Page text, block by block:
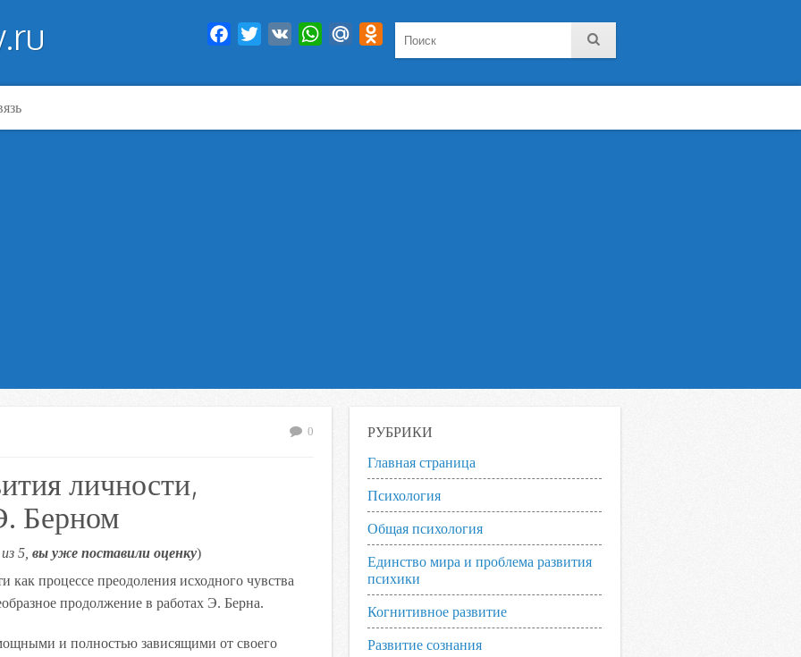
Facebook
Twitter VK WhatsAppMail.RuOdnoklassniki
0
личности,
Берном
из 5, вы уже поставили оценку)
как процессе преодоления исходного чувства
продолжение в работах Э. Берна.
и полностью зависящими от своего
РУБРИКИ
Главная страница
Психология
Общая психология
Единство мира и проблема развития
психики
Когнитивное развитие
Развитие сознания